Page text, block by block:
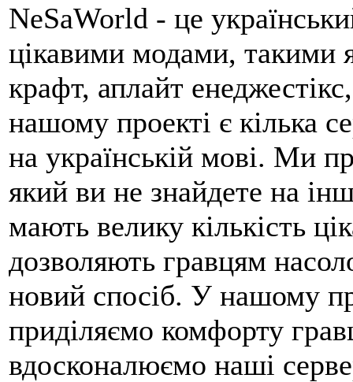
NeSaWorld - це
цікавими модами, такими
крафт, аплайт
нашому проекті є кілька
на українській мові. Ми
який ви не знайдете на
мають велику кількість
дозволяють гравцям
новий спосіб. У нашому
приділяємо комфорту
вдосконалюємо наші